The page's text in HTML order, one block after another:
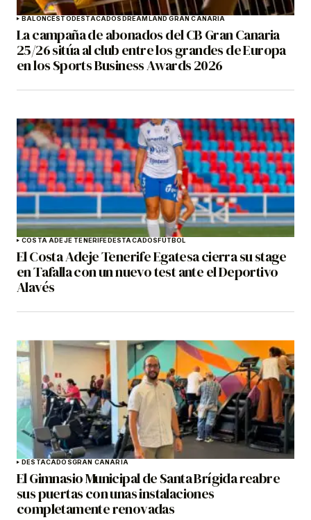
BALONCESTO DESTACADOS DREAMLAND GRAN CANARIA
La campaña de abonados del CB Gran Canaria
25/26 sitúa al club entre los grandes de Europa
en los Sports Business Awards 2026
COSTA ADEJE TENERIFE DESTACADOS FÚTBOL
El Costa Adeje Tenerife Egatesa cierra su stage
en Tafalla con un nuevo test ante el Deportivo
Alavés
DESTACADOSGRAN CANARIA
El Gimnasio Municipal de Santa Brígida reabre
sus puertas con unas instalaciones
completamente renovadas